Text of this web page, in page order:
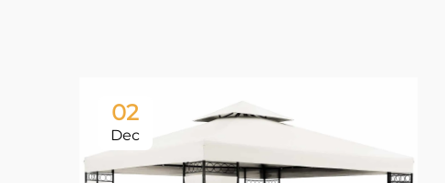
02
Dec